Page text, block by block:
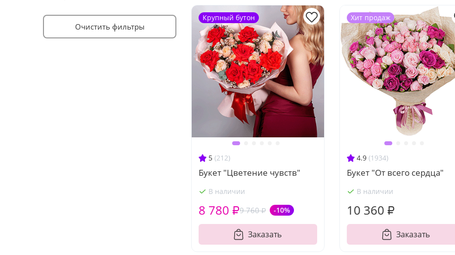
Очистить фильтры
5 (212)
Букет "Цветение чувств"
В наличии
9 760 ₽ -10%
8 780 ₽
Заказать
Крупный бутон
4.9 (1934)
Букет "От всего сердца"
В наличии
10 360 ₽
Заказать
Хит продаж